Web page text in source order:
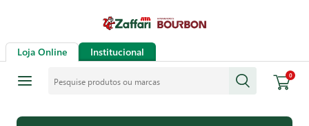
Loja Online Institucional
0